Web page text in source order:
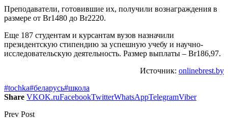
Преподаватели, готовившие их, получили вознаграждения в
размере от Br1480 до Br2220.
Еще 187 студентам и курсантам вузов назначили
президентскую стипендию за успешную учебу и научно-
исследовательскую деятельность. Размер выплаты – Br186,97.
Источник: onlinebrest.by
#tochka#беларусь#школа
Share VKOK.ruFacebookTwitterWhatsAppTelegramViber
Prev Post